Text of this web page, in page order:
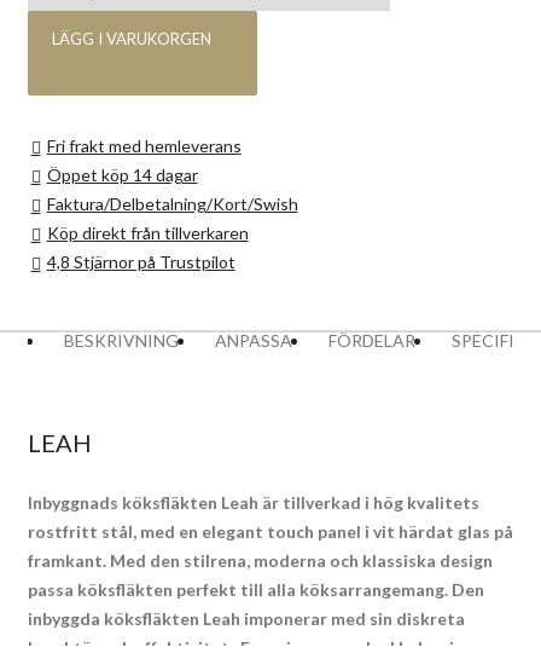
LÄGG I VARUKORGEN
Fri frakt med hemleverans
Öppet köp 14 dagar
Faktura/Delbetalning/Kort/Swish
Köp direkt från tillverkaren
4,8 Stjärnor på Trustpilot
BESKRIVNING ANPASSA FÖRDELAR
LEAH
Inbyggnads köksfläkten Leah är tillverkad i hög kvalitets
rostfritt stål, med en elegant touch panel i vit härdat glas på
framkant. Med den stilrena, moderna och klassiska design
passa köksfläkten perfekt till alla köksarrangemang. Den
inbyggda köksfläkten Leah imponerar med sin diskreta
karaktär och effektivitet. Energisparsam Led belysning,